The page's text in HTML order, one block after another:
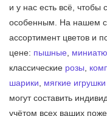
и у нас есть всё, чтобы
особенным. На нашем
ассортимент цветов и
цене: пышные
классические розы
шарики
мягкие игрушки
могут составить
учётом всех ваших